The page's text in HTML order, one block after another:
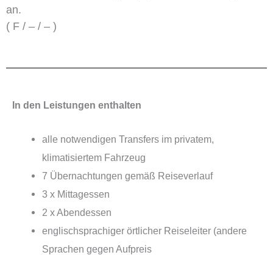
an.
( F / – / – )
In den Leistungen enthalten
alle notwendigen Transfers im privatem,
klimatisiertem Fahrzeug
7 Übernachtungen gemäß Reiseverlauf
3 x Mittagessen
2 x Abendessen
englischsprachiger örtlicher Reiseleiter (andere
Sprachen gegen Aufpreis